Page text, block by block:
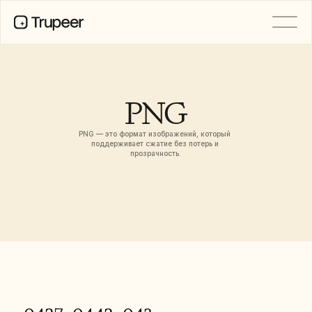
PNG
PNG — это формат изображений, который
поддерживает сжатие без потерь и
прозрачность.